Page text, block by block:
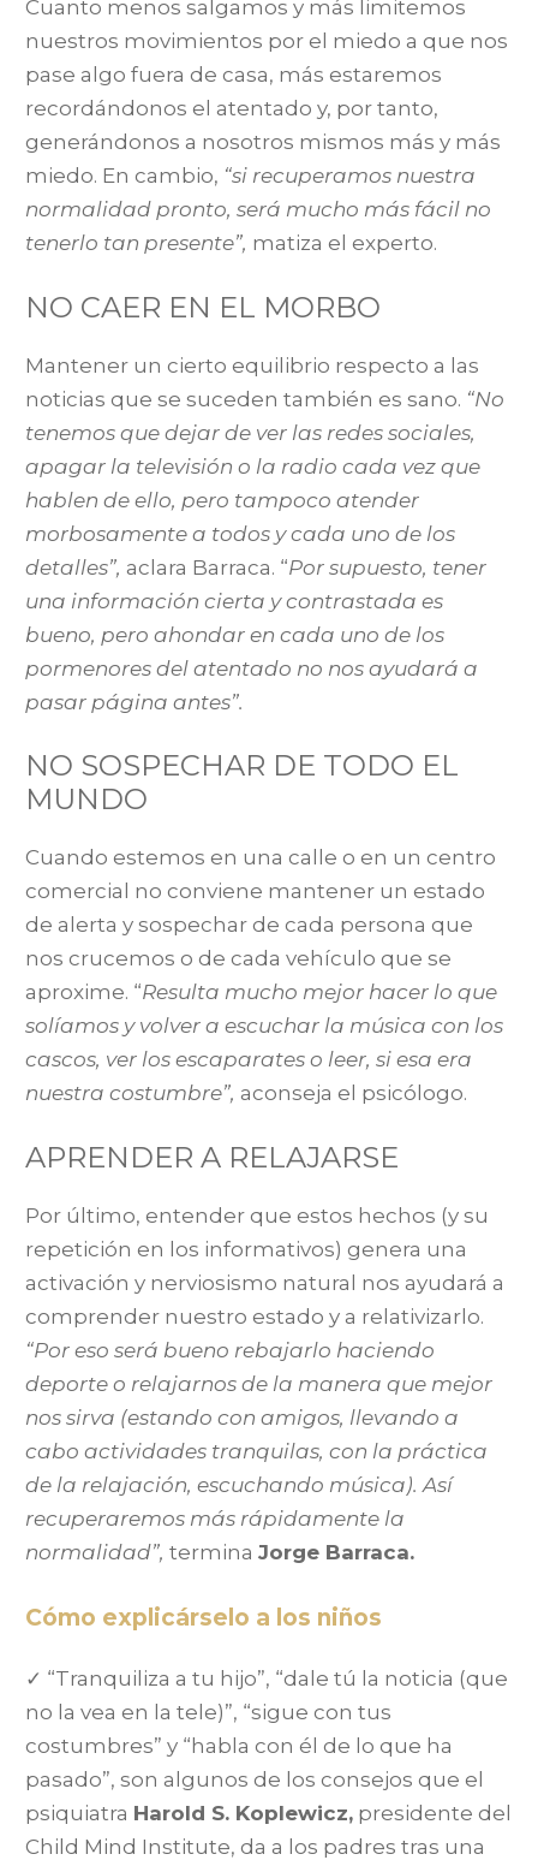
Cuanto menos salgamos y más limitemos
nuestros movimientos por el miedo a que nos
pase algo fuera de casa, más estaremos
recordándonos el atentado y, por tanto,
generándonos a nosotros mismos más y más
miedo. En cambio, “si recuperamos nuestra
normalidad pronto, será mucho más fácil no
tenerlo tan presente”, matiza el experto.
NO CAER EN EL MORBO
Mantener un cierto equilibrio respecto a las
noticias que se suceden también es sano. “No
tenemos que dejar de ver las redes sociales,
apagar la televisión o la radio cada vez que
hablen de ello, pero tampoco atender
morbosamente a todos y cada uno de los
detalles”, aclara Barraca. “Por supuesto, tener
una información cierta y contrastada es
bueno, pero ahondar en cada uno de los
pormenores del atentado no nos ayudará a
pasar página antes”.
NO SOSPECHAR DE TODO EL
MUNDO
Cuando estemos en una calle o en un centro
comercial no conviene mantener un estado
de alerta y sospechar de cada persona que
nos crucemos o de cada vehículo que se
aproxime. “Resulta mucho mejor hacer lo que
solíamos y volver a escuchar la música con los
cascos, ver los escaparates o leer, si esa era
nuestra costumbre”, aconseja el psicólogo.
APRENDER A RELAJARSE
Por último, entender que estos hechos (y su
repetición en los informativos) genera una
activación y nerviosismo natural nos ayudará a
comprender nuestro estado y a relativizarlo.
“Por eso será bueno rebajarlo haciendo
deporte o relajarnos de la manera que mejor
nos sirva (estando con amigos, llevando a
cabo actividades tranquilas, con la práctica
de la relajación, escuchando música). Así
recuperaremos más rápidamente la
normalidad”, termina Jorge Barraca.
Cómo explicárselo a los niños
✓ “Tranquiliza a tu hijo”, “dale tú la noticia (que
no la vea en la tele)”, “sigue con tus
costumbres” y “habla con él de lo que ha
pasado”, son algunos de los consejos que el
psiquiatra Harold S. Koplewicz, presidente del
Child Mind Institute, da a los padres tras una